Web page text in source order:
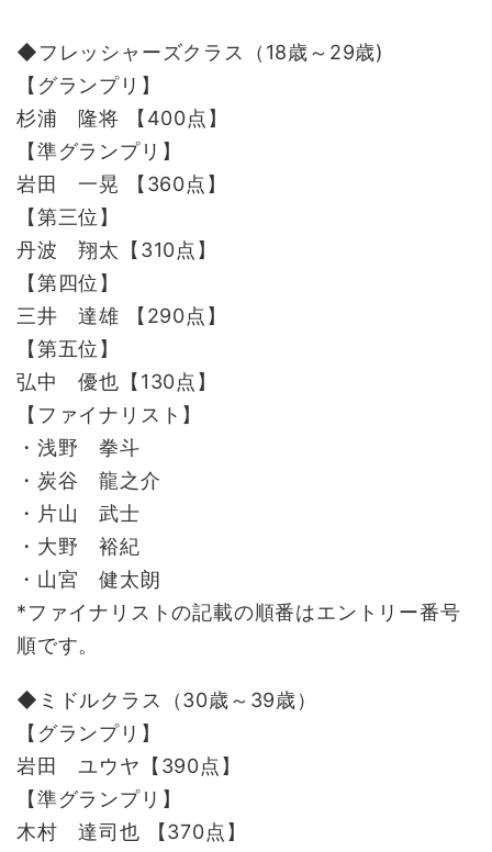
◆フレッシャーズクラス（18歳～29歳)
【グランプリ】
杉浦 隆将 【400点】
【準グランプリ】
岩田 一晃 【360点】
【第三位】
丹波 翔太【310点】
【第四位】
三井 達雄 【290点】
【第五位】
弘中 優也【130点】
【ファイナリスト】
・浅野 拳斗
・炭谷 龍之介
・片山 武士
・大野 裕紀
・山宮 健太朗
*ファイナリストの記載の順番はエントリー番号
順です。
◆ミドルクラス（30歳～39歳）
【グランプリ】
岩田 ユウヤ【390点】
【準グランプリ】
木村 達司也 【370点】